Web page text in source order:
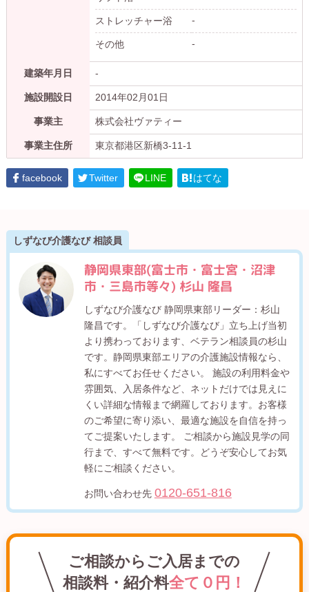
ストレッチャー浴 -
その他 -
建築年月日 -
施設開設日 2014年02月01日
事業主 株式会社ヴァティー
事業主住所 東京都港区新橋3-11-1
facebook Twitter LINE はてな
しずなび介護なび 相談員
静岡県東部(富士市・富士宮・沼津
市・三島市等々) 杉山 隆昌
しずなび介護なび 静岡県東部リーダー：杉山
隆昌です。「しずなび介護なび」立ち上げ当初
より携わっております、ベテラン相談員の杉山
です。静岡県東部エリアの介護施設情報なら、
私にすべてお任せください。 施設の利用料金や
雰囲気、入居条件など、ネットだけでは見えに
くい詳細な情報まで網羅しております。お客様
のご希望に寄り添い、最適な施設を自信を持っ
てご提案いたします。 ご相談から施設見学の同
行まで、すべて無料です。どうぞ安心してお気
軽にご相談ください。
お問い合わせ先 0120-651-816
ご相談からご入居までの
相談料・紹介料全て０円！